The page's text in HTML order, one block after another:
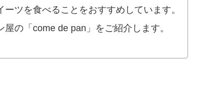
ツを食べることをおすすめしています。
の「come de pan」をご紹介します。